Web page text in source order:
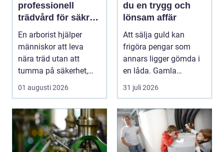
professionell
trädvård för säkra
och vackra träd
En arborist hjälper
människor att leva
nära träd utan att
tumma på säkerhet,
trivsel eller hållbarhe...
01 augusti 2026
du en trygg och
lönsam affär
Att sälja guld kan
frigöra pengar som
annars ligger gömda i
en låda. Gamla
smycken, ärvda
31 juli 2026